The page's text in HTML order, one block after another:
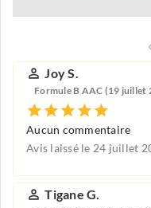
Joy S.
Formule B AAC (19 juillet
Aucun commentaire
Avis laissé le 24 juillet
Tigane G.